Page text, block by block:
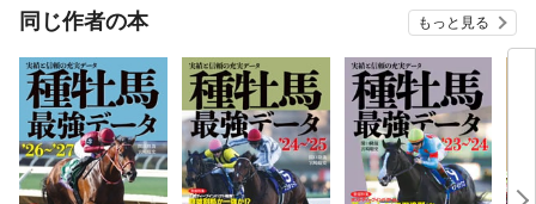
同じ作者の本 もっと見る